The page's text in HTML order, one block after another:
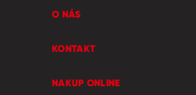
O NÁS
KONTAKT
NAKUP ONLINE